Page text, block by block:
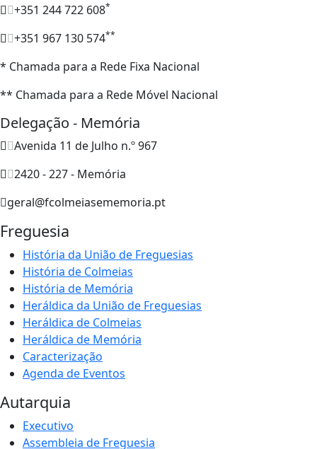
+351 244 722 608*
+351 967 130 574**
* Chamada para a Rede Fixa Nacional
** Chamada para a Rede Móvel Nacional
Delegação - Memória
Avenida 11 de Julho n.º 967
2420 - 227 - Memória
geral@fcolmeiasememoria.pt
Freguesia
História da União de Freguesias
História de Colmeias
História de Memória
Heráldica da União de Freguesias
Heráldica de Colmeias
Heráldica de Memória
Caracterização
Agenda de Eventos
Autarquia
Executivo
Assembleia de Freguesia